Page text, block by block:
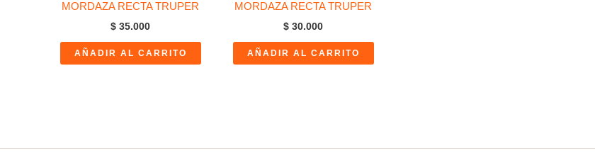
MORDAZA RECTA TRUPER
$ 35.000
AÑADIR AL CARRITO
MORDAZA RECTA TRUPER
$ 30.000
AÑADIR AL CARRITO